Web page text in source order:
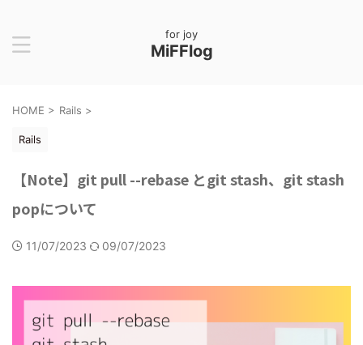
for joy
MiFFlog
HOME > Rails >
Rails
【Note】git pull --rebase とgit stash、git stash
popについて
11/07/2023 09/07/2023